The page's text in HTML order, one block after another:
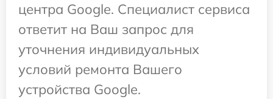
центра Google. Специалист сервиса
ответит на Ваш запрос для
уточнения индивидуальных
условий ремонта Вашего
устройства Google.